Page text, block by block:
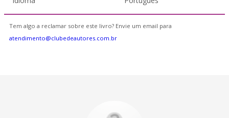
Tem algo a reclamar sobre este livro? Envie um email para
atendimento@clubedeautores.com.br